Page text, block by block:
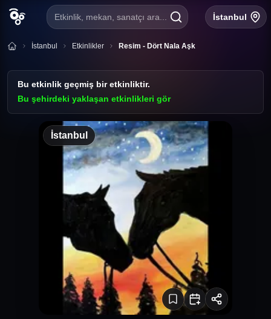
Etkinlik, mekan, sanatçı ara... İstanbul
İstanbul Etkinlikler Resim - Dört Nala Aşk
Bu etkinlik geçmiş bir etkinliktir.
Bu şehirdeki yaklaşan etkinlikleri gör
İstanbul